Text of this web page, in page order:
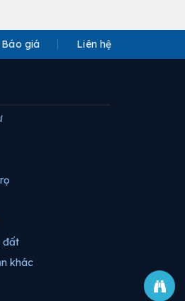
Báo giá Liên hệ
đất
khác